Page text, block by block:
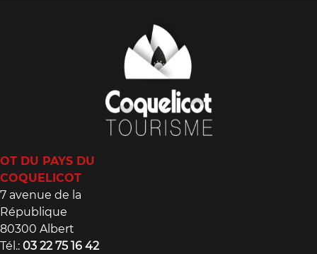
OT DU PAYS DU
COQUELICOT
7 avenue de la
République
80300 Albert
Tél.: 03 22 75 16 42